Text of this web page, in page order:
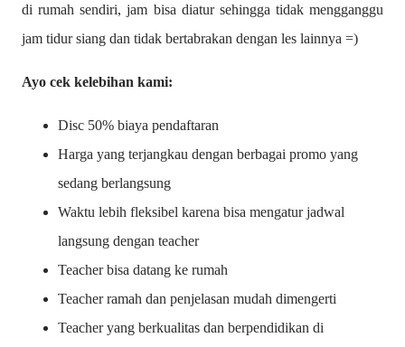
di rumah sendiri, jam bisa diatur sehingga tidak mengganggu
jam tidur siang dan tidak bertabrakan dengan les lainnya =)
Ayo cek kelebihan kami:
Disc 50% biaya pendaftaran
Harga yang terjangkau dengan berbagai promo yang
sedang berlangsung
Waktu lebih fleksibel karena bisa mengatur jadwal
langsung dengan teacher
Teacher bisa datang ke rumah
Teacher ramah dan penjelasan mudah dimengerti
Teacher yang berkualitas dan berpendidikan di